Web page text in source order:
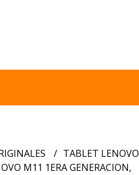
TABLET LENOVO
M11 1ERA GENERACION,